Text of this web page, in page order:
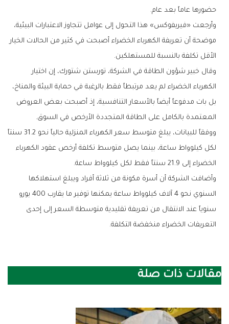
حضورها عاماً بعد عام.
وأرجعت «فيريفوكس» هذا التحول إلى عوامل تتجاوز الاعتبارات البيئية،
موضحة أن تعريفة الكهرباء الخضراء أصبحت في كثير من الحالات الخيار
الأقل تكلفة بالنسبة للمستهلكين.
وقال خبير شؤون الطاقة في الشركة، تورستن شتورك، إن اختيار
الكهرباء الخضراء لم يعد مرتبطاً فقط بالرغبة في حماية البيئة والمناخ،
بل بات مدفوعاً أيضاً بالأسعار التنافسية، إذ أصبحت بعض العروض
المعتمدة بالكامل على الطاقة المتجددة الأرخص في السوق.
ووفقاً للبيانات، يبلغ متوسط سعر الكهرباء المنزلية حالياً نحو 31.2 سنتاً
لكل كيلوواط ساعة، بينما يصل متوسط تكلفة أرخص عقود الكهرباء
الخضراء إلى 21.9 سنتاً فقط لكل كيلوواط ساعة.
وأضافت الشركة أن أسرة مكونة من ثلاثة أفراد ويبلغ استهلاكها
السنوي نحو 4 آلاف كيلوواط ساعة يمكنها توفير ما يقارب 400 يورو
سنوياً عند الانتقال من تعريفة تقليدية متوسطة السعر إلى إحدى
التعريفات الخضراء منخفضة التكلفة.
مقالات ذات صلة